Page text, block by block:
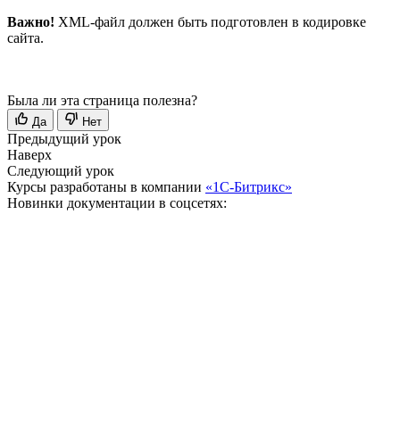
Важно! XML-файл должен быть подготовлен в кодировке
сайта.
Была ли эта страница полезна?
Да Нет
Предыдущий урок
Наверх
Следующий урок
Курсы разработаны в компании «1С-Битрикс»
Новинки документации в соцсетях: